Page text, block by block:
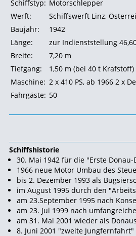
Schiffstyp: Motorschlepper
Werft:
Schiffswerft Linz,
Baujahr:
1942
Länge:
zur Indienststellung
Breite:
7,20 m
Tiefgang:
1,50 m (bei 40 t Krafstoff)
Maschine: 2 x 410 PS, ab 1966 2 x
Fahrgäste: 50
Schiffshistorie
30. Mai 1942 für die "Erste
1966 neue Motor Umbau des
bis 2. Dezember 1993 als
im August 1995 durch den
am 23.September 1995 nach
am 23. Jul 1999 nach
am 31. Mai 2001 wieder als
8. Juni 2001 "zweite Jungfernfahrt"